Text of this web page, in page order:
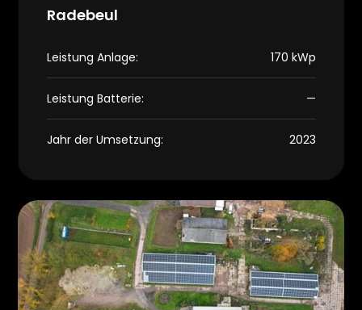
Radebeul
Leistung Anlage: 170 kWp
Leistung Batterie: —
Jahr der Umsetzung: 2023